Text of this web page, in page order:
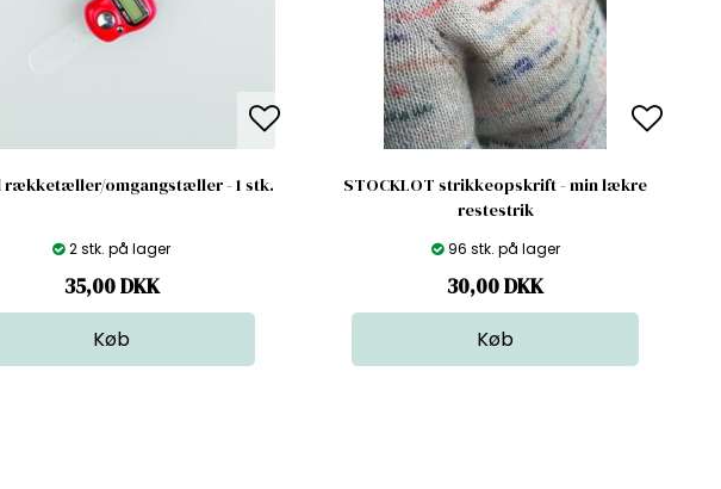
rækketæller/omgangstæller - 1 stk.
2 stk. på lager
35,00DKK
STOCKLOT strikkeopskrift - min lækre
restestrik
96 stk. på lager
30,00DKK